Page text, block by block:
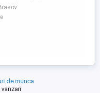
și căutăm un Agent
Tehnice, orientat către
experiență în vânzări B2B și
de munca